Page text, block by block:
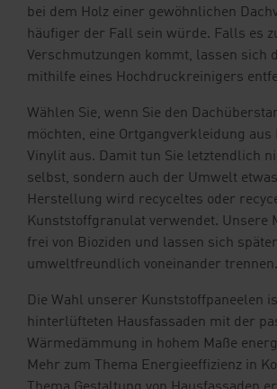
bei dem Holz einer gewöhnlichen
häufiger der Fall sein würde. Falls es
Verschmutzungen kommt, lassen sich
mithilfe eines Hochdruckreinigers
Wählen Sie, wenn Sie den
möchten, eine Ortgangverkleidung aus
Vinylit aus. Damit tun Sie letztendlich
selbst, sondern auch der Umwelt
Herstellung wird recyceltes oder
Kunststoffgranulat verwendet. Unsere
frei von Bioziden und lassen sich
umweltfreundlich voneinander trennen.
Die Wahl unserer Kunststoffpaneelen
hinterlüfteten Hausfassaden mit der
Wärmedämmung in hohem Maße
Mehr zum Thema Energieeffizienz in